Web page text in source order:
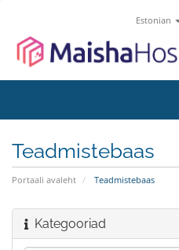
Estonian
Teadmistebaas
Portaali avaleht Teadmistebaas
Kategooriad